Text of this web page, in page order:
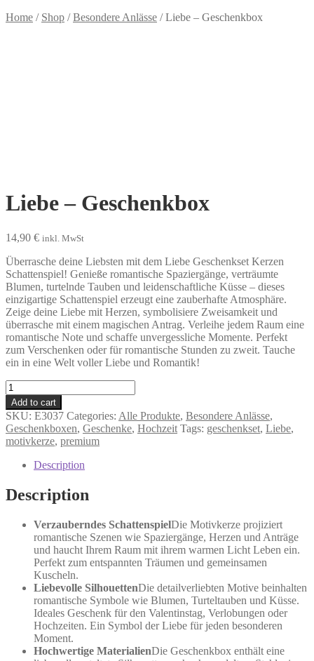
Home / Shop /Besondere Anlässe /Liebe – Geschenkbox
Liebe – Geschenkbox
14,90 € inkl. MwSt
Überrasche deine Liebsten mit dem Liebe Geschenkset Kerzen
Schattenspiel! Genieße romantische Spaziergänge, verträumte
Blumen, turtelnde Tauben und leidenschaftliche Küsse – dieses
einzigartige Schattenspiel erzeugt eine zauberhafte Atmosphäre.
Zeige deine Liebe mit Herzen, symbolisiere Zweisamkeit und
überrasche mit einem magischen Antrag. Verleihe jedem Raum eine
romantische Note und schaffe unvergessliche Momente. Perfekt
zum Verschenken oder für romantische Stunden zu zweit. Tauche
ein in eine Welt voller Liebe und Romantik!
Liebe
-
Geschenkbox
quantity
Add to cart
SKU: E3037 Categories: Alle Produkte, Besondere Anlässe,
Geschenkboxen, Geschenke, Hochzeit Tags: geschenkset, Liebe,
motivkerze, premium
Description
Description
Verzauberndes SchattenspielDie Motivkerze projiziert
romantische Szenen wie Spaziergänge, Herzen und Anträge
und haucht Ihrem Raum mit ihrem warmen Licht Leben ein.
Perfekt zum entspannten Träumen und gemeinsamen
Kuscheln.
Liebevolle SilhouettenDie detailverliebten Motive beinhalten
romantische Symbole wie Blumen, Turteltauben und Küsse.
Ideales Geschenk für den Valentinstag, Verlobungen oder
Hochzeiten. Ein Symbol der Liebe für jeden besonderen
Moment.
Hochwertige MaterialienDie Geschenkbox enthält eine